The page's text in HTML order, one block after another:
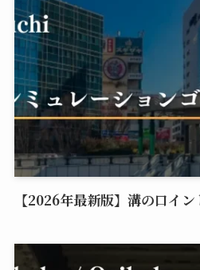
【2026年最新版】溝の口イ